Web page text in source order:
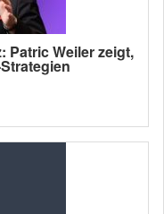
Patric Weiler zeigt,